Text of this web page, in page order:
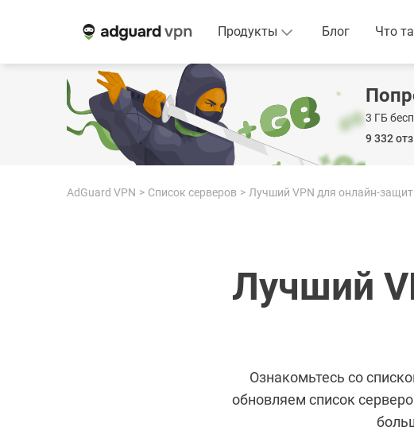
Продукты Блог Что
3 ГБ
9 332
AdGuard VPN Список серверов Лучший VPN для онлайн-
Лучший
Ознакомьтесь со
обновляем список